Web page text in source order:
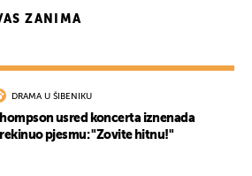
ZANIMA
DRAMA U ŠIBENIKU
usred koncerta iznenada
pjesmu: "Zovite hitnu!"